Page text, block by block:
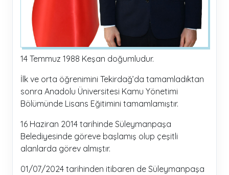
14 Temmuz 1988 Keşan doğumludur.
İlk ve orta öğrenimini Tekirdağ’da tamamladıktan
sonra Anadolu Üniversitesi Kamu Yönetimi
Bölümünde Lisans Eğitimini tamamlamıştır.
16 Haziran 2014 tarihinde Süleymanpaşa
Belediyesinde göreve başlamış olup çeşitli
alanlarda görev almıştır.
01/07/2024 tarihinden itibaren de Süleymanpaşa